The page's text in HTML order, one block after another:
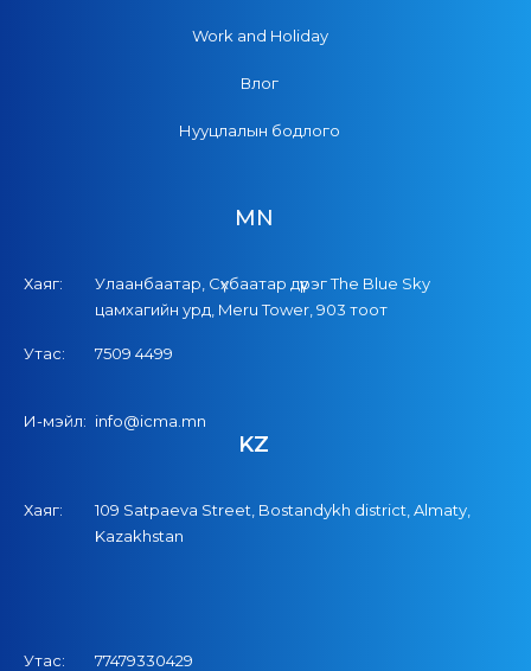
Work and Holiday
Влог
Нууцлалын бодлого
MN
Хаяг:
Улаанбаатар, Сүхбаатар дүүрэг The Blue Sky
цамхагийн урд, Meru Tower, 903 тоот
Утас: 7509 4499
И-мэйл: info@icma.mn
KZ
Хаяг:
109 Satpaeva Street, Bostandykh district, Almaty,
Kazakhstan
Утас: 77479330429